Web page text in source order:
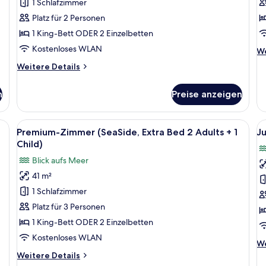
Zimmer
(Seafront
View)
anzeigen
1 Schlafzimmer
Platz für 2 Personen
1 King-Bett ODER 2 Einzelbetten
Kostenloses WLAN
Weitere Details
Weitere
Zimmer
(Seafront
View)
Preise anzeigen
2
+
Bett, einem Schreibtisch mit Stuhl, einem Fernseher und Meerblick
Alle
Fotos
Premium-
Zimmer
(SeaSide,
Extra
Bed
2
+
Ein Hotelzimmer mit einem großen
4
Premium-Zimmer (SeaSide, Extra Bed 2 Adults + 1
Child)
Blick aufs Meer
41 m²
1 Schlafzimmer
Platz für 3 Personen
1 King-Bett ODER 2 Einzelbetten
Kostenloses WLAN
Weitere Details
Weitere